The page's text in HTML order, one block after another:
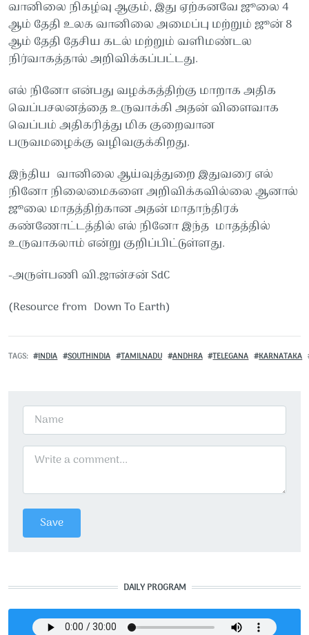
வானிலை நிகழ்வு ஆகும், இது ஏற்கனவே ஜூலை 4
ஆம் தேதி உலக வானிலை அமைப்பு மற்றும் ஜூன் 8
ஆம் தேதி தேசிய கடல் மற்றும் வளிமண்டல
நிர்வாகத்தால் அறிவிக்கப்பட்டது.
எல் நினோ என்பது வழக்கத்திற்கு மாறாக அதிக
வெப்பசலனத்தை உருவாக்கி அதன் விளைவாக
வெப்பம் அதிகரித்து மிக குறைவான
பருவமழைக்கு வழிவகுக்கிறது.
இந்திய வானிலை ஆய்வுத்துறை இதுவரை எல்
நினோ நிலைமைகளை அறிவிக்கவில்லை ஆனால்
ஜூலை மாதத்திற்கான அதன் மாதாந்திரக்
கண்ணோட்டத்தில் எல் நினோ இந்த மாதத்தில்
உருவாகலாம் என்று குறிப்பிட்டுள்ளது.
-அருள்பணி வி.ஜான்சன் SdC
(Resource from Down To Earth)
TAGS INDIA SOUTHINDIA TAMILNADU ANDHRA TELEGANA KARNATAKA
DAILY PROGRAM